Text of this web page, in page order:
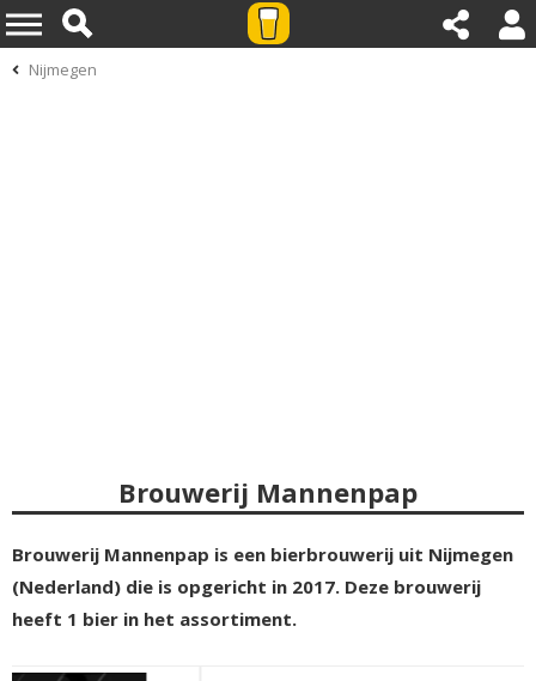
Nijmegen
Brouwerij Mannenpap
Brouwerij Mannenpap is een bierbrouwerij uit Nijmegen
(Nederland) die is opgericht in 2017. Deze brouwerij
heeft 1 bier in het assortiment.